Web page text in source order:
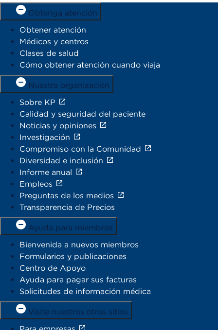
Obtenga atención
Obtener atención
Médicos y centros
Clases de salud
Cómo obtener atención cuando viaja
Nuestra organización
Sobre KP
Calidad y seguridad del paciente
Noticias y opiniones
Investigación
Compromiso con la Comunidad
Diversidad e inclusión
Informe anual
Empleos
Preguntas de los medios
Transparencia de Precios
Ayuda para miembros
Bienvenida a nuevos miembros
Formularios y publicaciones
Centro de Apoyo
Ayuda para pagar sus facturas
Solicitudes de información médica
Visite nuestros otros sitios